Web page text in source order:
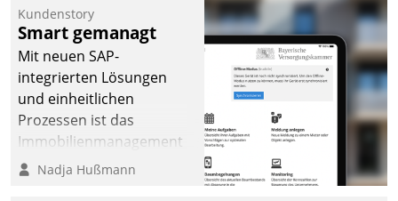
Kundenstory
Smart gemanagt
Mit neuen SAP-
integrierten Lösungen
und einheitlichen
Prozessen ist das
Immobilienmanagement
der Bayerischen
Nadja Hußmann